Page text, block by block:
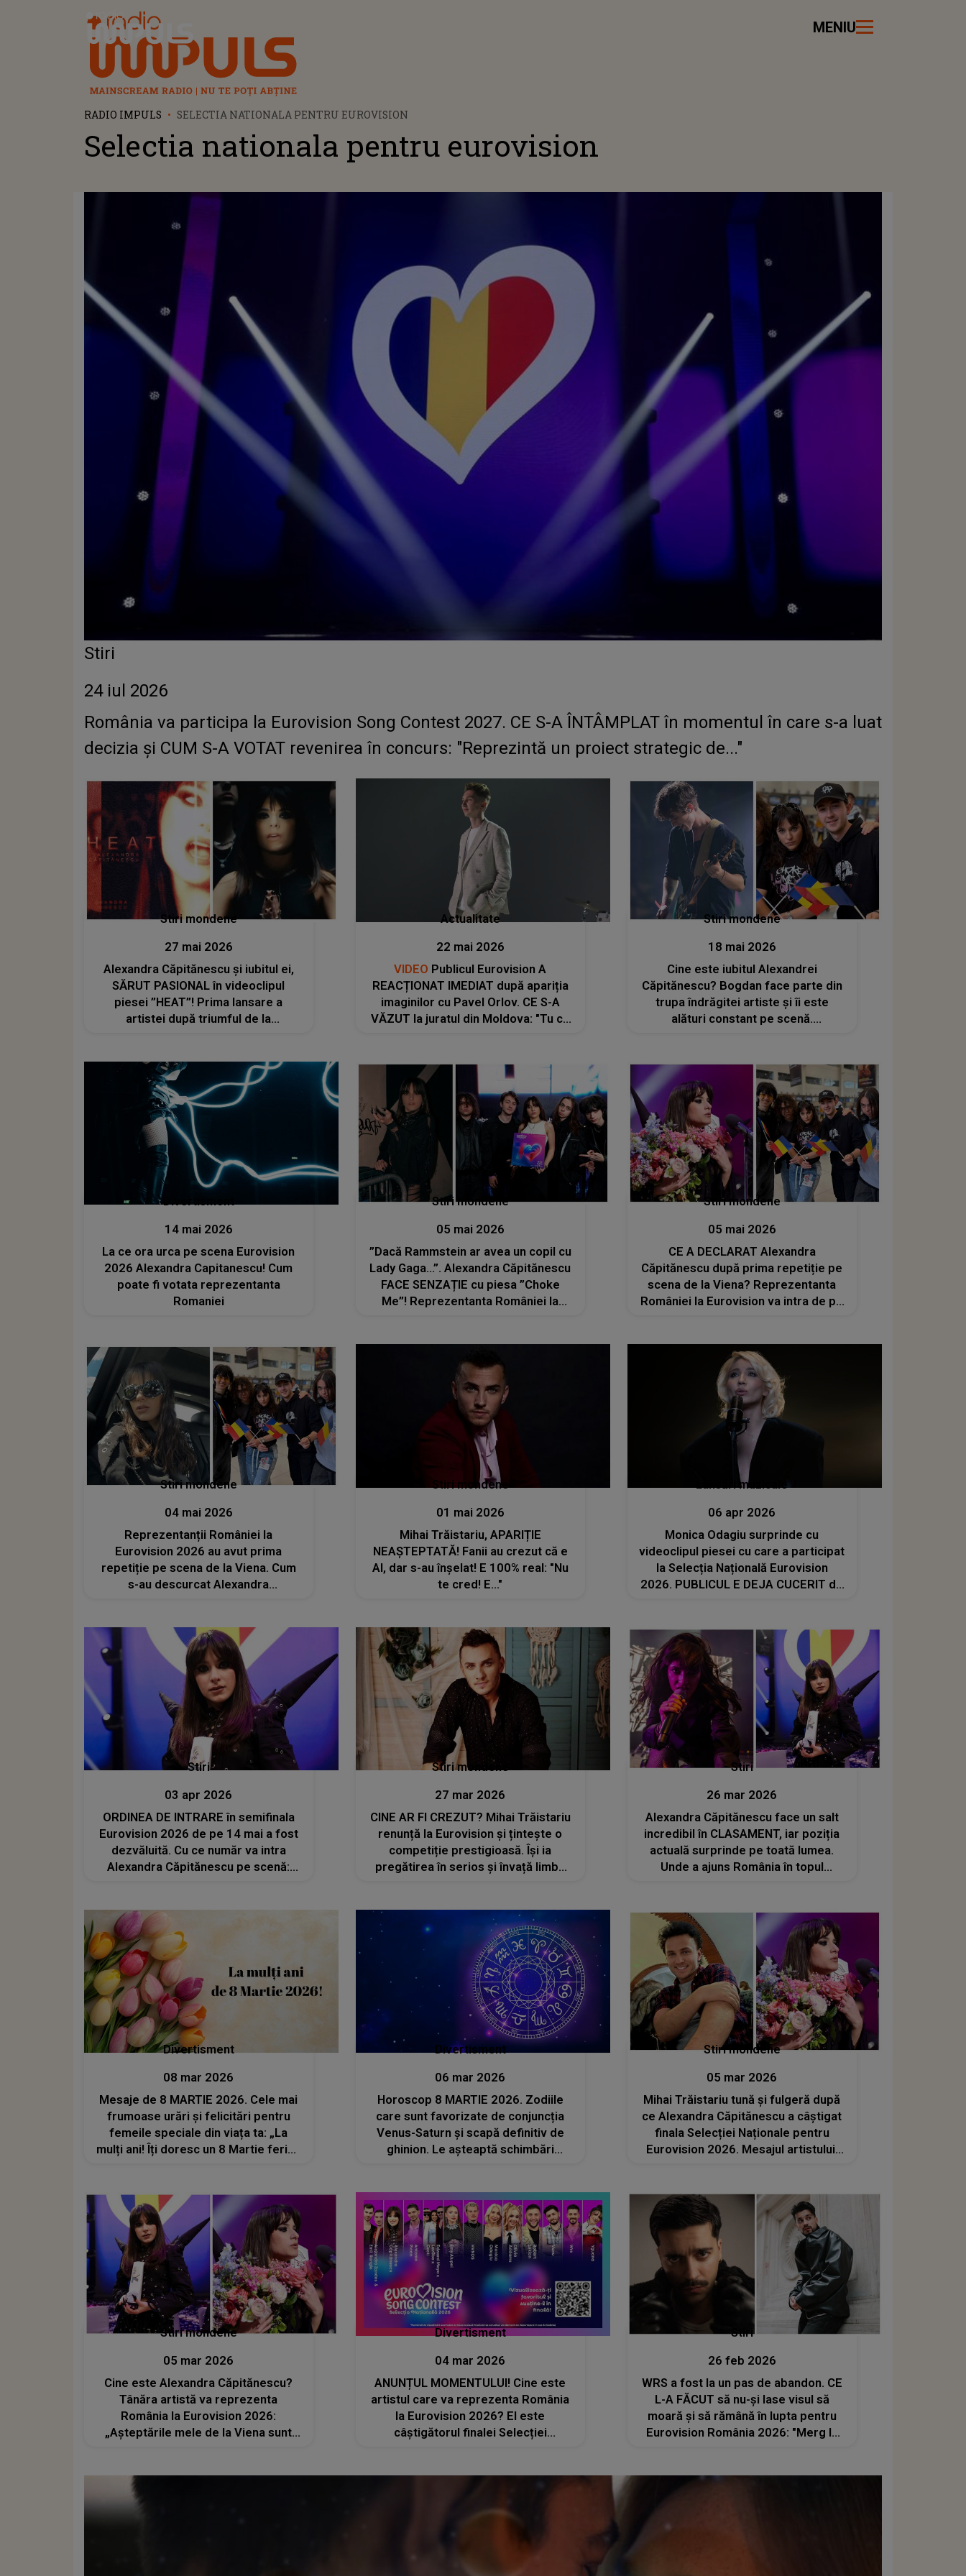
Radio Impuls MENIU
RADIO IMPULS SELECTIA NATIONALA PENTRU EUROVISION
Selectia nationala pentru eurovision
Stiri
24 iul 2026
România va participa la Eurovision Song Contest 2027. CE S-A ÎNTÂMPLAT în momentul în care s-a luat
decizia și CUM S-A VOTAT revenirea în concurs: "Reprezintă un proiect strategic de..."
Stiri mondene
27 mai 2026
Alexandra Căpitănescu și iubitul ei,
SĂRUT PASIONAL în videoclipul
piesei ”HEAT”! Prima lansare a
artistei după triumful de la
Actualitate
22 mai 2026
VIDEO Publicul Eurovision A
REACȚIONAT IMEDIAT după apariția
imaginilor cu Pavel Orlov. CE S-A
VĂZUT la juratul din Moldova: "Tu ce
jurizeze pe Alexandra, care a fost..."
Stiri mondene
18 mai 2026
Cine este iubitul Alexandrei
Căpitănescu? Bogdan face parte din
trupa îndrăgitei artiste și îi este
alături constant pe scenă.
cu un an
Divertisment
14 mai 2026
La ce ora urca pe scena Eurovision
2026 Alexandra Capitanescu! Cum
poate fi votata reprezentanta
Romaniei
Stiri mondene
05 mai 2026
”Dacă Rammstein ar avea un copil cu
Lady Gaga...”. Alexandra Căpitănescu
FACE SENZAȚIE cu piesa ”Choke
Me”! Reprezentanta României la
Stiri mondene
05 mai 2026
CE A DECLARAT Alexandra
Căpitănescu după prima repetiție pe
scena de la Viena? Reprezentanta
României la Eurovision va intra de pe
„Nu pot descrie acest sentiment. A
fost visul meu să...”
Stiri mondene
04 mai 2026
Reprezentanții României la
Eurovision 2026 au avut prima
repetiție pe scena de la Viena. Cum
s-au descurcat Alexandra
«Choke Me» ...”
Stiri mondene
01 mai 2026
Mihai Trăistariu, APARIȚIE
NEAȘTEPTATĂ! Fanii au crezut că e
AI, dar s-au înșelat! E 100% real: "Nu
te cred! E..."
Lansări muzicale
06 apr 2026
Monica Odagiu surprinde cu
videoclipul piesei cu care a participat
la Selecția Națională Eurovision
2026. PUBLICUL E DEJA CUCERIT de
Stiri
03 apr 2026
ORDINEA DE INTRARE în semifinala
Eurovision 2026 de pe 14 mai a fost
dezvăluită. Cu ce număr va intra
Alexandra Căpitănescu pe scenă:
Stiri mondene
27 mar 2026
CINE AR FI CREZUT? Mihai Trăistariu
renunță la Eurovision și țintește o
competiție prestigioasă. Își ia
pregătirea în serios și învață limba
mă va opri să mă mut în..."
Stiri
26 mar 2026
Alexandra Căpitănescu face un salt
incredibil în CLASAMENT, iar poziția
actuală surprinde pe toată lumea.
Unde a ajuns România în topul
Divertisment
08 mar 2026
Mesaje de 8 MARTIE 2026. Cele mai
frumoase urări și felicitări pentru
femeile speciale din viața ta: „La
mulți ani! Îți doresc un 8 Martie fericit
Divertisment
06 mar 2026
Horoscop 8 MARTIE 2026. Zodiile
care sunt favorizate de conjuncția
Venus-Saturn și scapă definitiv de
ghinion. Le așteaptă schimbări
Stiri mondene
05 mar 2026
Mihai Trăistariu tună și fulgeră după
ce Alexandra Căpitănescu a câștigat
finala Selecției Naționale pentru
Eurovision 2026. Mesajul artistului:
Stiri mondene
05 mar 2026
Cine este Alexandra Căpitănescu?
Tânăra artistă va reprezenta
România la Eurovision 2026:
„Așteptările mele de la Viena sunt
Ea a studiat fizica și a câștigat un
Divertisment
04 mar 2026
ANUNȚUL MOMENTULUI! Cine este
artistul care va reprezenta România
la Eurovision 2026? El este
câștigătorul finalei Selecției
Stiri
26 feb 2026
WRS a fost la un pas de abandon. CE
L-A FĂCUT să nu-și lase visul să
moară și să rămână în lupta pentru
Eurovision România 2026: "Merg la